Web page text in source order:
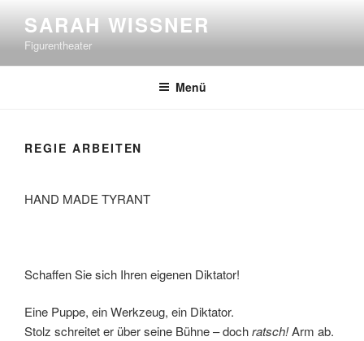
Inhalt
springen
SARAH WISSNER
Figurentheater
Menü
REGIE ARBEITEN
HAND MADE TYRANT
Schaffen Sie sich Ihren eigenen Diktator!
Eine Puppe, ein Werkzeug, ein Diktator.
Stolz schreitet er über seine Bühne – dochratsch!Arm ab.